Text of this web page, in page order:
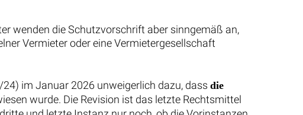
wenden die Schutzvorschrift aber sinngemäß an,
Vermieter oder eine Vermietergesellschaft
im Januar 2026 unweigerlich dazu, dass die
wurde. Die Revision ist das letzte Rechtsmittel